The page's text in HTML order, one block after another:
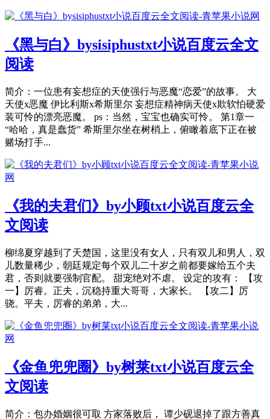
《 黑与白》bysisiphustxt小说百度云全文
阅读
简介：一位患有妄想症的天使强行与恶魔“恋爱”的故事。 大
天使x恶魔 伊比利斯x希斯里尔 妄想症精神病天使x欺软怕硬爱
装可怜的漂亮恶魔。 ps：当然，宝宝也确实可怜。 第1章一
“哈哈，真是蠢货” 希斯里尔坐在树梢上，俯瞰着底下正在被
赌场打手...
《 我的夫君们》by小顾txt小说百度云全
文阅读
柳绵夏穿越到了天楚国，这里没有女人，只有双儿和男人，双
儿数量稀少，朝廷规定每个双儿二十岁之前都要嫁给五个夫
君，否则就要强制官配。 甜宠绝对不虐。 设定的攻有： 【攻
一】厉睿。正夫，沉稳持重大哥哥，大家长。 【攻二】厉
骁。平夫，厉睿的弟弟，大...
《 金鱼兜兜圈》by树莱txt小说百度云全
文阅读
简介：包办婚姻很可取 方家落败后， 谭少砚退掉了跟方善真